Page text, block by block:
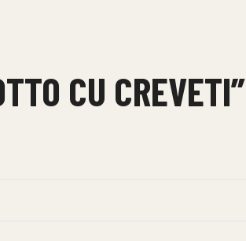
CU CREVETI”